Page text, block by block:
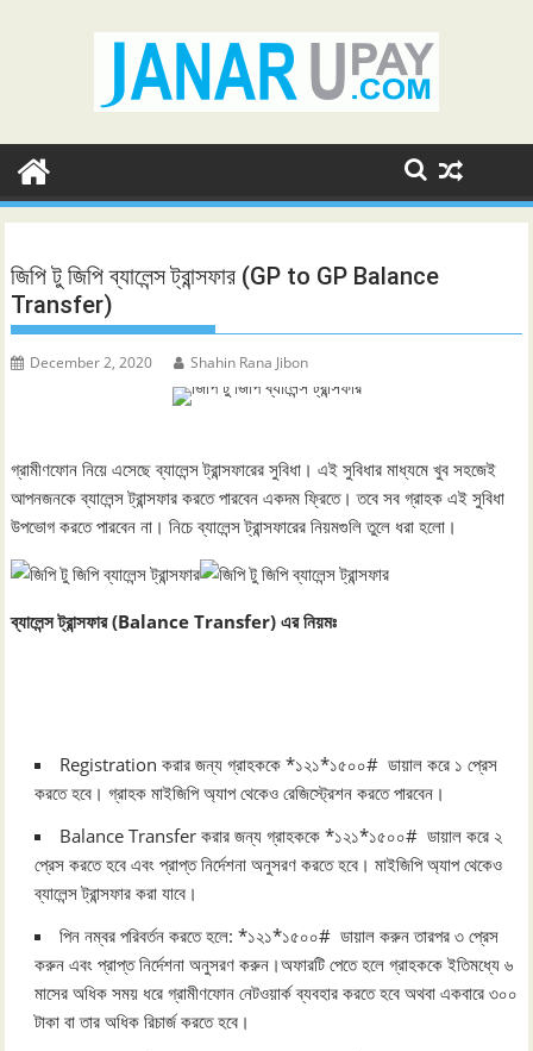
জিপি টু জিপি ব্যালেন্স ট্রান্সফার (GP to GP Balance
Transfer)
December 2, 2020 Shahin Rana Jibon
গ্রামীণফোন নিয়ে এসেছে ব্যালেন্স ট্রান্সফারের সুবিধা। এই সুবিধার মাধ্যমে খুব সহজেই
আপনজনকে ব্যালেন্স ট্রান্সফার করতে পারবেন একদম ফ্রিতে। তবে সব গ্রাহক এই সুবিধা
উপভোগ করতে পারবেন না। নিচে ব্যালেন্স ট্রান্সফারের নিয়মগুলি তুলে ধরা হলো।
ব্যালেন্স ট্রান্সফার (Balance Transfer) এর নিয়মঃ
Registration করার জন্য গ্রাহককে *১২১*১৫০০# ডায়াল করে ১ প্রেস
করতে হবে। গ্রাহক মাইজিপি অ্যাপ থেকেও রেজিস্ট্রেশন করতে পারবেন।
Balance Transfer করার জন্য গ্রাহককে *১২১*১৫০০# ডায়াল করে ২
প্রেস করতে হবে এবং প্রাপ্ত নির্দেশনা অনুসরণ করতে হবে। মাইজিপি অ্যাপ থেকেও
ব্যালেন্স ট্রান্সফার করা যাবে।
পিন নম্বর পরিবর্তন করতে হলে: *১২১*১৫০০# ডায়াল করুন তারপর ৩ প্রেস
করুন এবং প্রাপ্ত নির্দেশনা অনুসরণ করুন।অফারটি পেতে হলে গ্রাহককে ইতিমধ্যে ৬
মাসের অধিক সময় ধরে গ্রামীণফোন নেটওয়ার্ক ব্যবহার করতে হবে অথবা একবারে ৩০০
টাকা বা তার অধিক রিচার্জ করতে হবে।